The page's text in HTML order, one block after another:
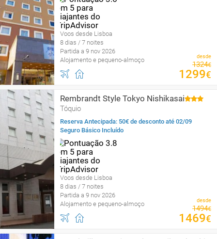
Voos desde Lisboa
8 dias / 7 noites
Partida a 9 nov 2026
Alojamento e pequeno-almoço
desde
1324€
1299€
Rembrandt Style Tokyo Nishikasai
Tóquio
Reserva Antecipada: 50€ de desconto até 02/09
Seguro Básico Incluído
Voos desde Lisboa
8 dias / 7 noites
Partida a 9 nov 2026
Alojamento e pequeno-almoço
desde
1494€
1469€